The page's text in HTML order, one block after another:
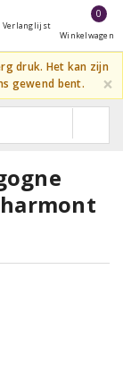
Verlanglijst
0
Winkelwagen
druk. Het kan zijn
gewend bent.
×